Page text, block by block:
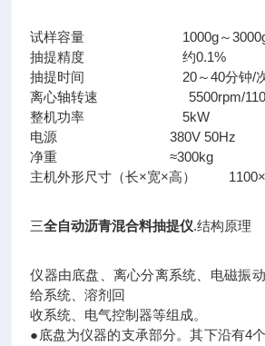
试样容量 1000g～
抽提精度 约0.1%
抽提时间 20～40分钟/
离心轴转速 5500rpm/
整机功率 5kW
电源 380V 50Hz
净重 ≈300kg
主机外形尺寸（长×宽×高）
三全自动沥青混合料抽提仪.结构原理
仪器由底盘、离心分离系统、电磁振
给系统、溶剂回
收系统、电气控制器等组成。
●底盘为仪器的支承部分。其下沿有4